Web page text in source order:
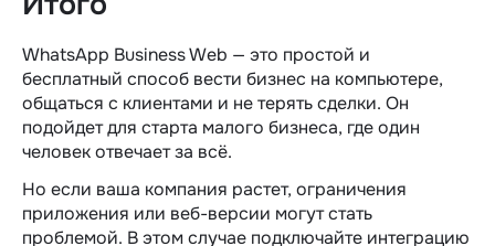
WhatsApp Business Web — это простой и
бесплатный способ вести бизнес на компьютере,
общаться с клиентами и не терять сделки. Он
подойдет для старта малого бизнеса, где один
человек отвечает за всё.
Но если ваша компания растет, ограничения
приложения или веб-версии могут стать
проблемой. В этом случае подключайте интеграцию